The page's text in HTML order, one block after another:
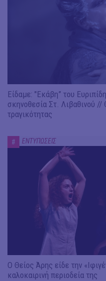
Είδαμε: "Εκάβη” του
σκηνοθεσία Στ. Λιβαθινού //
τραγικότητας
# ΕΝΤΥΠΩΣΕΙΣ
Ο Θείος Άρης είδε την
καλοκαιρινή περιοδεία της